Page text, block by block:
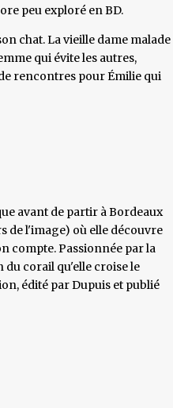
peu exploré en BD.
chat. La vieille dame malade
qui évite les autres,
rencontres pour Émilie qui
avant de partir à Bordeaux
de l'image) où elle découvre
compte. Passionnée par la
du corail qu'elle croise le
édité par Dupuis et publié